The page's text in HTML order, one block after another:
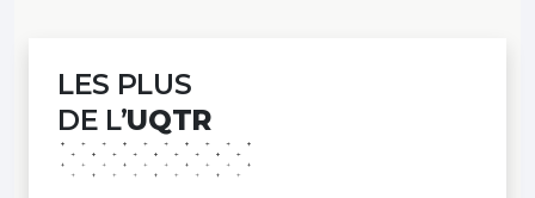
LES PLUS
DE L’UQTR